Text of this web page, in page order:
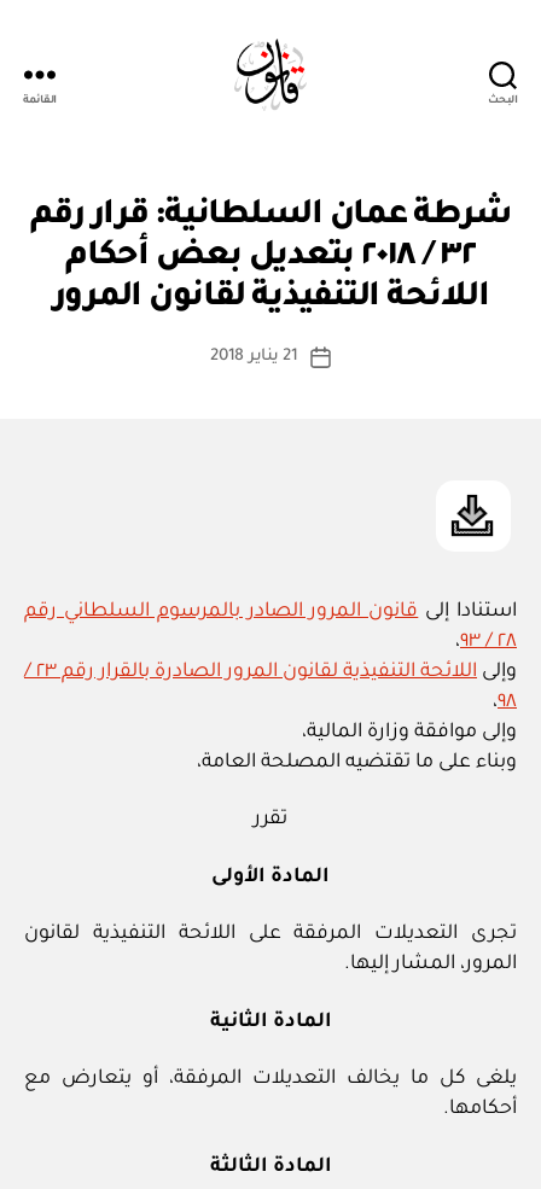
البحث القائمة
التصنيفات
شرطة عمان السلطانية: قرار رقم
٣٢ / ٢٠١٨ بتعديل بعض أحكام
اللائحة التنفيذية لقانون المرور
كاتب
بو
ا
س
ة
تاريخ
21 يناير 2018
استنادا إلى قانون المرور الصادر بالمرسوم السلطاني رقم
٢٨ / ٩٣
،
وإلى
اللائحة التنفيذية لقانون المرور الصادرة بالقرار رقم ٢٣ /
٩٨،
وإلى موافقة وزارة المالية،
وبناء على ما تقتضيه المصلحة العامة،
تقرر
المادة الأولى
تجرى التعديلات المرفقة على اللائحة التنفيذية لقانون
المرور، المشار إليها.
المادة الثانية
يلغى كل ما يخالف التعديلات المرفقة، أو يتعارض مع
أحكامها.
المادة الثالثة